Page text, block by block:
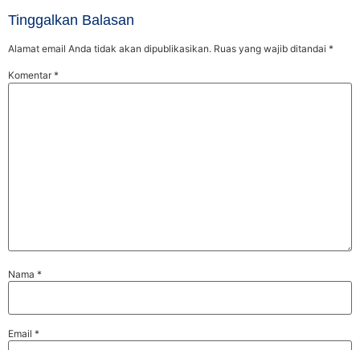
Tinggalkan Balasan
Alamat email Anda tidak akan dipublikasikan. Ruas yang wajib ditandai *
Komentar*
Nama *
Email *